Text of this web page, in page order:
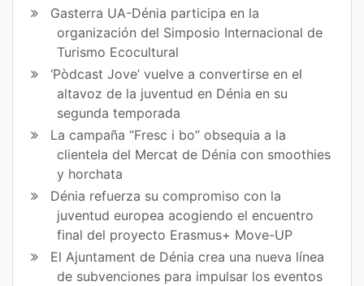
Gasterra UA-Dénia participa en la
organización del Simposio Internacional de
Turismo Ecocultural
‘Pòdcast Jove’ vuelve a convertirse en el
altavoz de la juventud en Dénia en su
segunda temporada
La campaña “Fresc i bo” obsequia a la
clientela del Mercat de Dénia con smoothies
y horchata
Dénia refuerza su compromiso con la
juventud europea acogiendo el encuentro
final del proyecto Erasmus+ Move-UP
El Ajuntament de Dénia crea una nueva línea
de subvenciones para impulsar los eventos